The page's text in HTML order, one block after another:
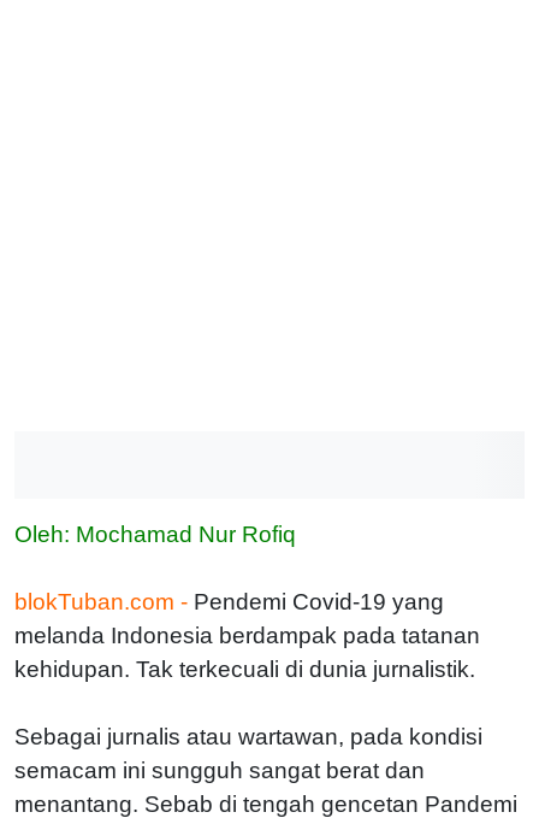
Oleh: Mochamad Nur Rofiq
blokTuban.com - Pendemi Covid-19 yang
melanda Indonesia berdampak pada tatanan
kehidupan. Tak terkecuali di dunia jurnalistik.
Sebagai jurnalis atau wartawan, pada kondisi
semacam ini sungguh sangat berat dan
menantang. Sebab di tengah gencetan Pandemi